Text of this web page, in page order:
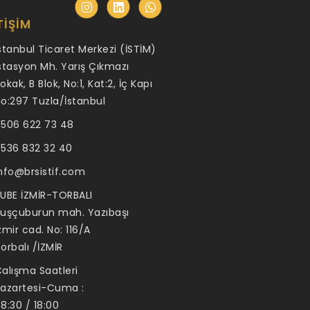
Ticaret Merkezi (İSTİM)
Mh. Yarış Çıkmazı
B Blok, No:1, Kat:2, İç Kapı
Tuzla/İstanbul
622 73 48
832 32 40
İZMİR-TORBALI
mah. Yazıbaşı
cad. No: 116/A
/İZMİR
Saatleri
Cuma :
/ 18:00